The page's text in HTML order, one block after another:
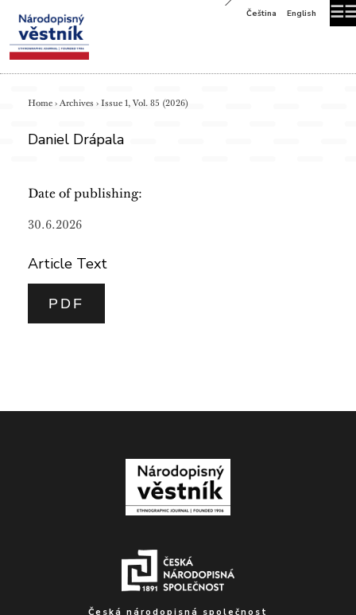
☰
Čeština English
Home › Archives › Issue 1, Vol. 85 (2026)
Daniel Drápala
Date of publishing:
30.6.2026
Article Text
PDF
Česká národopisná společnost